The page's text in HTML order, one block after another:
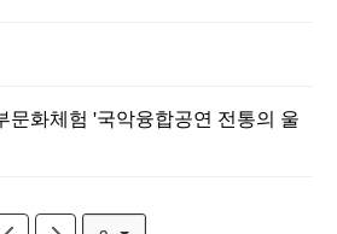
문화체험 '국악융합공연 전통의 울